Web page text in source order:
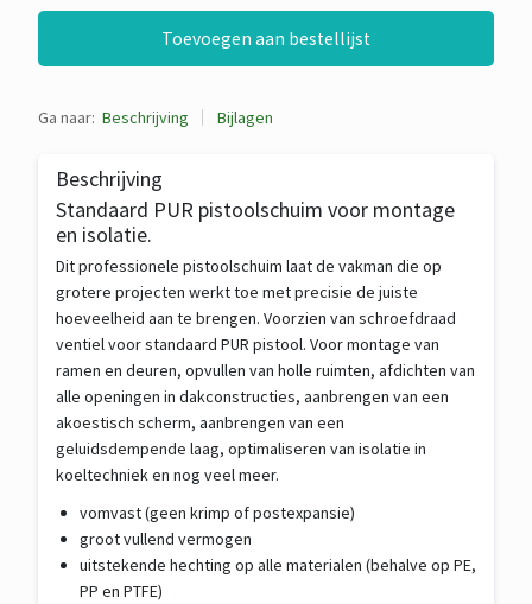
Ga naar: Beschrijving Bijlagen
Beschrijving
Standaard PUR pistoolschuim voor montage
en isolatie.
Dit professionele pistoolschuim laat de vakman die op
grotere projecten werkt toe met precisie de juiste
hoeveelheid aan te brengen. Voorzien van schroefdraad
ventiel voor standaard PUR pistool. Voor montage van
ramen en deuren, opvullen van holle ruimten, afdichten van
alle openingen in dakconstructies, aanbrengen van een
akoestisch scherm, aanbrengen van een
geluidsdempende laag, optimaliseren van isolatie in
koeltechniek en nog veel meer.
vomvast (geen krimp of postexpansie)
groot vullend vermogen
uitstekende hechting op alle materialen (behalve op PE,
PP en PTFE)
Toevoegen aan bestellijst